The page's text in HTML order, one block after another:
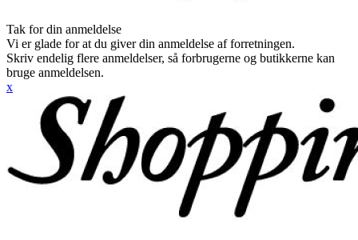
Tak for din anmeldelse
Vi er glade for at du giver din anmeldelse af forretningen.
Skriv endelig flere anmeldelser, så forbrugerne og butikkerne kan
bruge anmeldelsen.
x